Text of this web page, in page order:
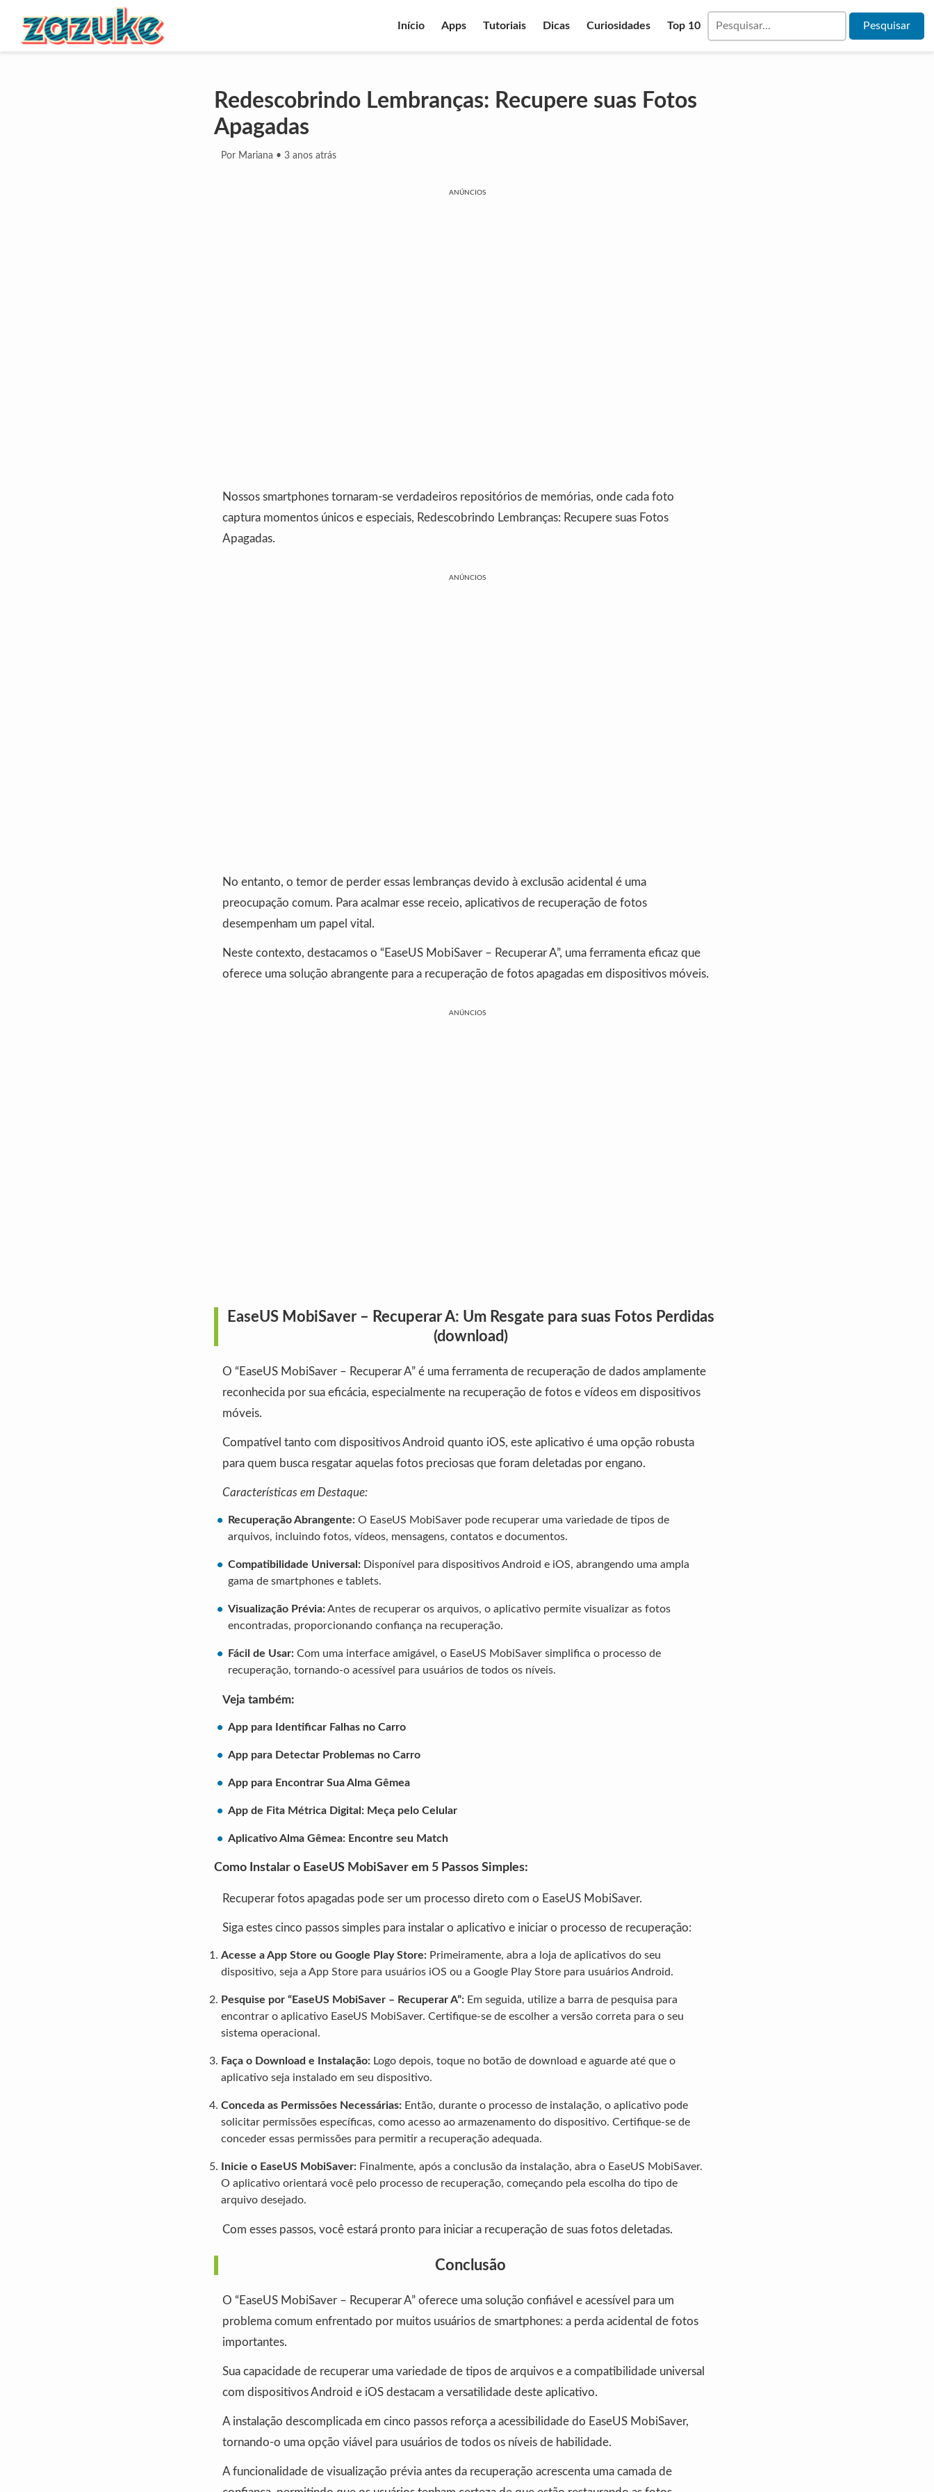
Início Apps Tutoriais Dicas Curiosidades Top 10
Redescobrindo Lembranças: Recupere suas Fotos
Apagadas
Por Mariana • 3 anos atrás
ANÚNCIOS
Nossos smartphones tornaram-se verdadeiros repositórios de memórias, onde cada foto
captura momentos únicos e especiais, Redescobrindo Lembranças: Recupere suas Fotos
Apagadas.
ANÚNCIOS
No entanto, o temor de perder essas lembranças devido à exclusão acidental é uma
preocupação comum. Para acalmar esse receio, aplicativos de recuperação de fotos
desempenham um papel vital.
Neste contexto, destacamos o “EaseUS MobiSaver – Recuperar A”, uma ferramenta eficaz que
oferece uma solução abrangente para a recuperação de fotos apagadas em dispositivos móveis.
ANÚNCIOS
EaseUS MobiSaver – Recuperar A: Um Resgate para suas Fotos Perdidas
(download)
O “EaseUS MobiSaver – Recuperar A” é uma ferramenta de recuperação de dados amplamente
reconhecida por sua eficácia, especialmente na recuperação de fotos e vídeos em dispositivos
móveis.
Compatível tanto com dispositivos Android quanto iOS, este aplicativo é uma opção robusta
para quem busca resgatar aquelas fotos preciosas que foram deletadas por engano.
Características em Destaque:
Recuperação Abrangente: O EaseUS MobiSaver pode recuperar uma variedade de tipos de
arquivos, incluindo fotos, vídeos, mensagens, contatos e documentos.
Compatibilidade Universal: Disponível para dispositivos Android e iOS, abrangendo uma ampla
gama de smartphones e tablets.
Visualização Prévia:Antes de recuperar os arquivos, o aplicativo permite visualizar as fotos
encontradas, proporcionando confiança na recuperação.
Fácil de Usar: Com uma interface amigável, o EaseUS MobiSaver simplifica o processo de
recuperação, tornando-o acessível para usuários de todos os níveis.
Veja também:
App para Identificar Falhas no Carro
App para Detectar Problemas no Carro
App para Encontrar Sua Alma Gêmea
App de Fita Métrica Digital: Meça pelo Celular
Aplicativo Alma Gêmea: Encontre seu Match
Como Instalar o EaseUS MobiSaver em 5 Passos Simples:
Recuperar fotos apagadas pode ser um processo direto com o EaseUS MobiSaver.
Siga estes cinco passos simples para instalar o aplicativo e iniciar o processo de recuperação:
Acesse a App Store ou Google Play Store: Primeiramente, abra a loja de aplicativos do seu
dispositivo, seja a App Store para usuários iOS ou a Google Play Store para usuários Android.
Pesquise por “EaseUS MobiSaver – Recuperar A”: Em seguida, utilize a barra de pesquisa para
encontrar o aplicativo EaseUS MobiSaver. Certifique-se de escolher a versão correta para o seu
sistema operacional.
Faça o Download e Instalação: Logo depois, toque no botão de download e aguarde até que o
aplicativo seja instalado em seu dispositivo.
Conceda as Permissões Necessárias: Então, durante o processo de instalação, o aplicativo pode
solicitar permissões específicas, como acesso ao armazenamento do dispositivo. Certifique-se de
conceder essas permissões para permitir a recuperação adequada.
Inicie o EaseUS MobiSaver: Finalmente, após a conclusão da instalação, abra o EaseUS MobiSaver.
O aplicativo orientará você pelo processo de recuperação, começando pela escolha do tipo de
arquivo desejado.
Com esses passos, você estará pronto para iniciar a recuperação de suas fotos deletadas.
Conclusão
O “EaseUS MobiSaver – Recuperar A” oferece uma solução confiável e acessível para um
problema comum enfrentado por muitos usuários de smartphones: a perda acidental de fotos
importantes.
Sua capacidade de recuperar uma variedade de tipos de arquivos e a compatibilidade universal
com dispositivos Android e iOS destacam a versatilidade deste aplicativo.
A instalação descomplicada em cinco passos reforça a acessibilidade do EaseUS MobiSaver,
tornando-o uma opção viável para usuários de todos os níveis de habilidade.
A funcionalidade de visualização prévia antes da recuperação acrescenta uma camada de